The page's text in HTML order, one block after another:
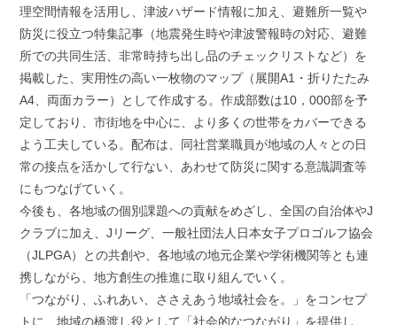
理空間情報を活用し、津波ハザード情報に加え、避難所一覧や
防災に役立つ特集記事（地震発生時や津波警報時の対応、避難
所での共同生活、非常時持ち出し品のチェックリストなど）を
掲載した、実用性の高い一枚物のマップ（展開A1・折りたたみ
A4、両面カラー）として作成する。作成部数は10，000部を予
定しており、市街地を中心に、より多くの世帯をカバーできる
よう工夫している。配布は、同社営業職員が地域の人々との日
常の接点を活かして行ない、あわせて防災に関する意識調査等
にもつなげていく。
今後も、各地域の個別課題への貢献をめざし、全国の自治体やJ
クラブに加え、Jリーグ、一般社団法人日本女子プロゴルフ協会
（JLPGA）との共創や、各地域の地元企業や学術機関等とも連
携しながら、地方創生の推進に取り組んでいく。
「つながり、ふれあい、ささえあう地域社会を。」をコンセプ
トに、地域の橋渡し役として「社会的なつながり」を提供し、